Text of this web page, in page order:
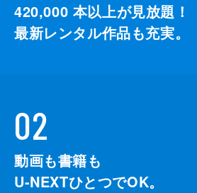
420,000 本以上が見放題！
最新レンタル作品も充実。
02
動画も書籍も
U-NEXTひとつでOK。